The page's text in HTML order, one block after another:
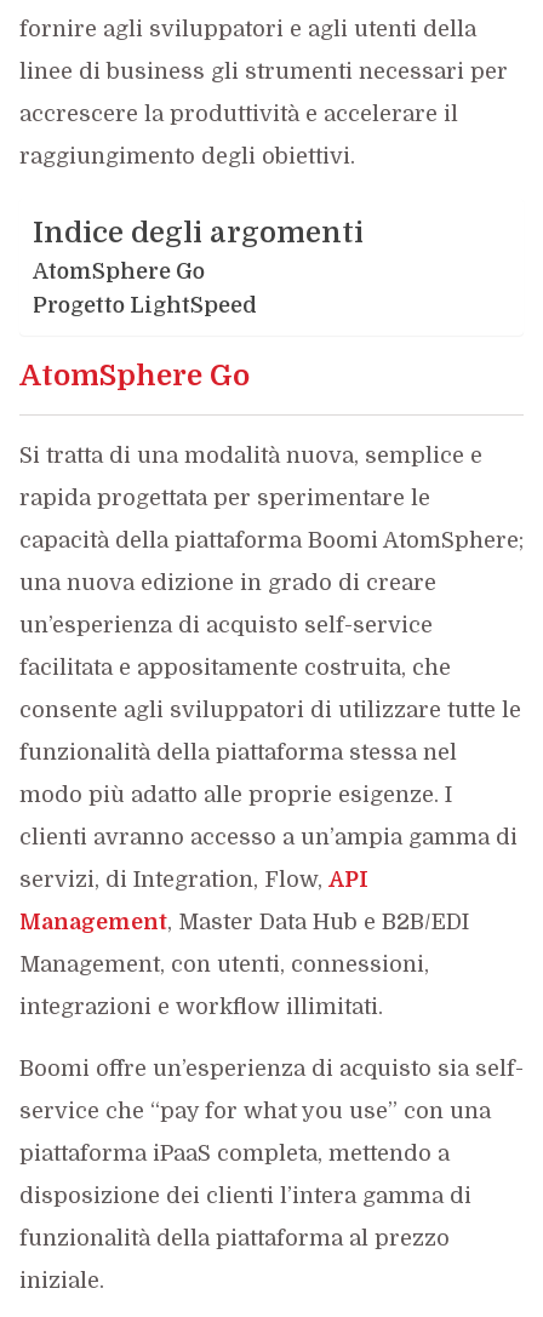
fornire agli sviluppatori e agli utenti della
linee di business gli strumenti necessari per
accrescere la produttività e accelerare il
raggiungimento degli obiettivi.
Indice degli argomenti
AtomSphere Go
Progetto LightSpeed
AtomSphere Go
Si tratta di una modalità nuova, semplice e
rapida progettata per sperimentare le
capacità della piattaforma Boomi AtomSphere;
una nuova edizione in grado di creare
un’esperienza di acquisto self-service
facilitata e appositamente costruita, che
consente agli sviluppatori di utilizzare tutte le
funzionalità della piattaforma stessa nel
modo più adatto alle proprie esigenze. I
clienti avranno accesso a un’ampia gamma di
servizi, di Integration, Flow, API
Management, Master Data Hub e B2B/EDI
Management, con utenti, connessioni,
integrazioni e workflow illimitati.
Boomi offre un’esperienza di acquisto sia self-
service che “pay for what you use” con una
piattaforma iPaaS completa, mettendo a
disposizione dei clienti l’intera gamma di
funzionalità della piattaforma al prezzo
iniziale.